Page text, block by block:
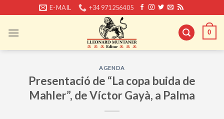
content
E-MAIL +34 971256405
0
AGENDA
Presentació de “La copa buida de
Mahler”, de Víctor Gayà, a Palma